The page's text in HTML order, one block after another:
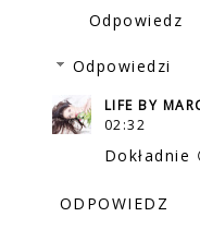
Odpowiedz
Odpowiedzi
LIFE BY
02:32
Dokładnie
ODPOWIEDZ